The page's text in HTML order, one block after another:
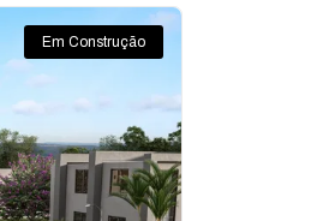
Em Construção